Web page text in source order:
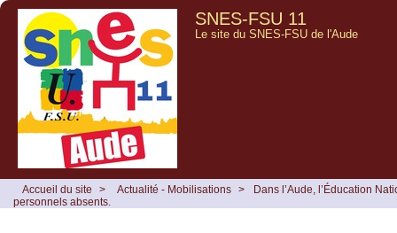
SNES-FSU 11
Le site du SNES-FSU de l'Aude
Accueil du site > Actualité - Mobilisations >
Dans l’Aude, l’Éducation
personnels absents.